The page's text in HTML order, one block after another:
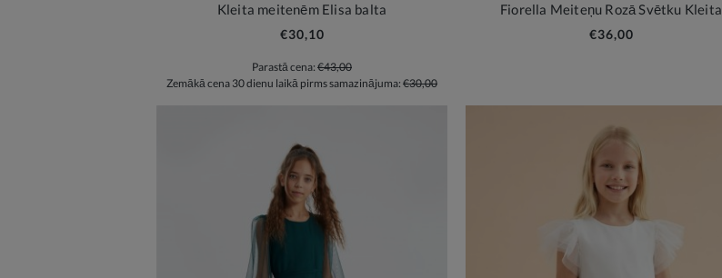
Kleita meitenēm Elisa balta
€30,10
Parastā cena: €43,00
Zemākā cena 30 dienu laikā pirms samazinājuma: €30,00
Fiorella Meiteņu Rozā Svētku Kleita
€36,00